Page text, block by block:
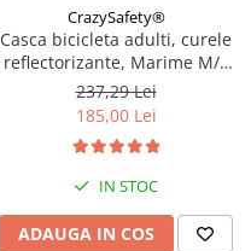
CrazySafety®
Casca bicicleta adulti, curele
reflectorizante, Marime M/L
(54-60cm), model Ramp,
Grafitti Roz
237,29 Lei
185,00 Lei
IN STOC
ADAUGA IN COS